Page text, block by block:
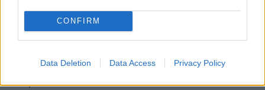
CONFIRM
Data Deletion Data Access Privacy Policy
- Ford*
- Heineken N.V.
- Hewlett-Packard (HP)
- Inspire Brands
- Jeep*